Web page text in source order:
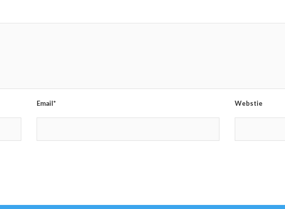
Email* Webstie